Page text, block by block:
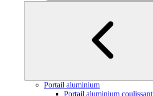
Portail aluminium
Portail aluminium coulissant